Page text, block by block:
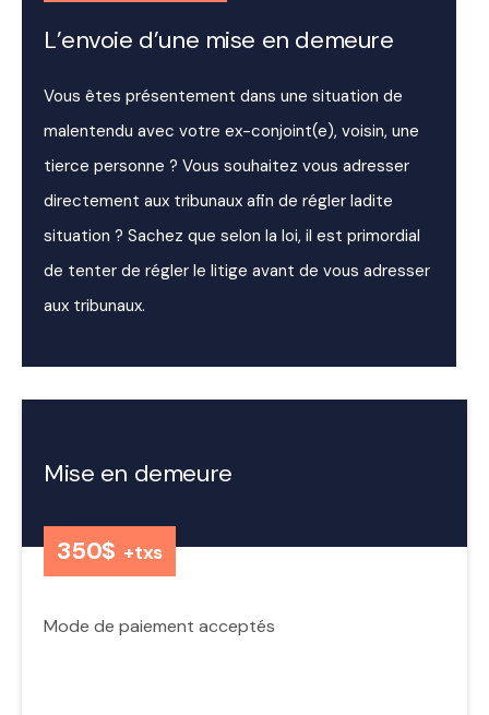
L’envoie d’une mise en demeure
Vous êtes présentement dans une situation de
malentendu avec votre ex-conjoint(e), voisin, une
tierce personne ? Vous souhaitez vous adresser
directement aux tribunaux afin de régler ladite
situation ? Sachez que selon la loi, il est primordial
de tenter de régler le litige avant de vous adresser
aux tribunaux.
Mise en demeure
350$ +txs
Mode de paiement acceptés